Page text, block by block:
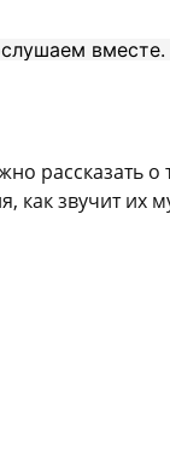
рассказать
как звучит их